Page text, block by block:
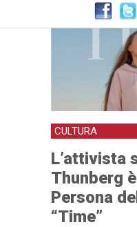
CULTURA
L’attivista
Thunberg
Persona
“Time”